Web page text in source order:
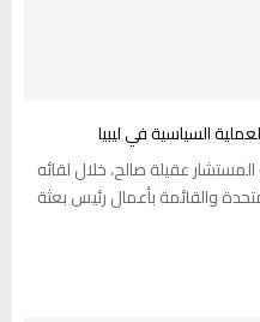
السياسية في ليبيا
عقيلة صالح، خلال لقائه
والقائمة بأعمال رئيس بعثة